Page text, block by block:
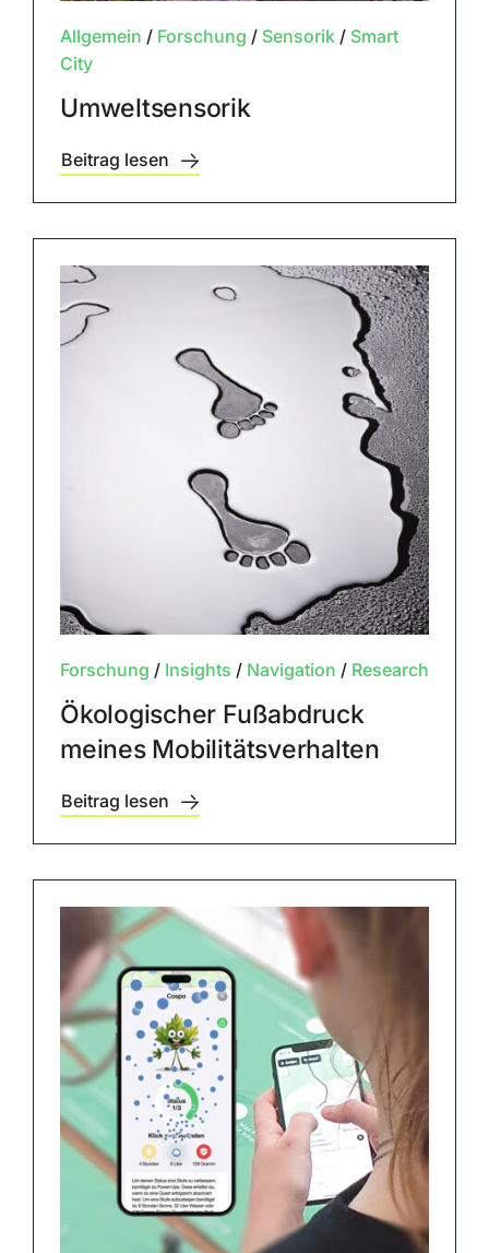
Allgemein / Forschung / Sensorik/ Smart
City
Umweltsensorik
Beitrag lesen
Forschung / Insights / Navigation / Research
Ökologischer Fußabdruck
meines Mobilitätsverhalten
Beitrag lesen